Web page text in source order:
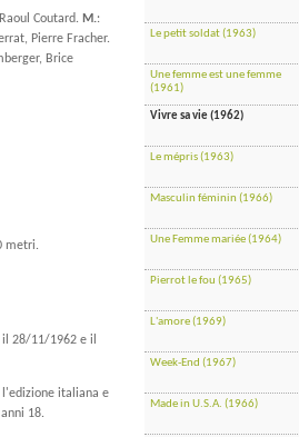
Coutard. M.:
Pierre Fracher.
Brice
metri.
28/11/1962 e il
l'edizione italiana e
18.
Le petit soldat (1963)
Une femme est une femme
(1961)
Vivre sa vie (1962)
Le mépris (1963)
Masculin féminin (1966)
Une Femme mariée (1964)
Pierrot le fou (1965)
L'amore (1969)
Week-End (1967)
Made in U.S.A. (1966)